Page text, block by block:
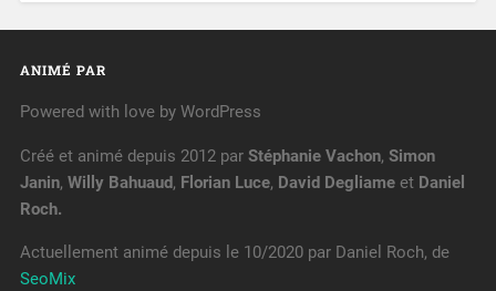
ANIMÉ PAR
Powered with love by WordPress
Créé et animé depuis 2012 par Stéphanie Vachon, Simon
Janin, Willy Bahuaud, Florian Luce, David Degliameet Daniel
Roch.
Actuellement animé depuis le 10/2020 par Daniel Roch, de
SeoMix